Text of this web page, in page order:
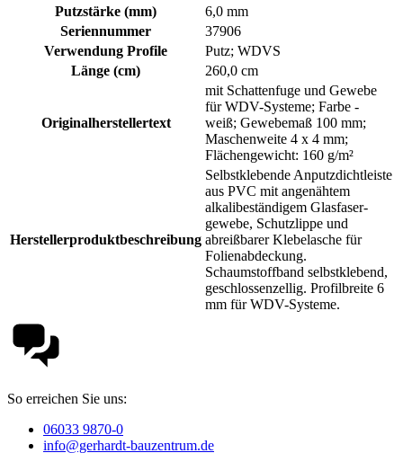
Putzstärke (mm)
6,0 mm
Seriennummer
37906
Verwendung Profile
Putz; WDVS
Länge (cm)
260,0 cm
Originalherstellertext
mit Schattenfuge und Gewebe
für WDV-Systeme; Farbe -
weiß; Gewebemaß 100 mm;
Maschenweite 4 x 4 mm;
Flächengewicht: 160 g/m²
Herstellerproduktbeschreibung
Selbstklebende Anputzdichtleiste
aus PVC mit angenähtem
alkalibeständigem Glasfaser-
gewebe, Schutzlippe und
abreißbarer Klebelasche für
Folienabdeckung.
Schaumstoffband selbstklebend,
geschlossenzellig. Profilbreite 6
mm für WDV-Systeme.
So erreichen Sie uns:
06033 9870-0
info@gerhardt-bauzentrum.de